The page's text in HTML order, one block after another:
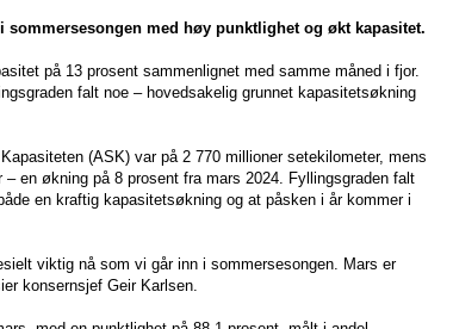
med høy punktlighet og økt kapasitet.
på 13 prosent sammenlignet med samme måned i fjor.
falt noe – hovedsakelig grunnet kapasitetsøkning
(ASK) var på 2 770 millioner setekilometer, mens
en økning på 8 prosent fra mars 2024. Fyllingsgraden falt
en kraftig kapasitetsøkning og at påsken i år kommer i
viktig nå som vi går inn i sommersesongen. Mars er
konsernsjef Geir Karlsen.